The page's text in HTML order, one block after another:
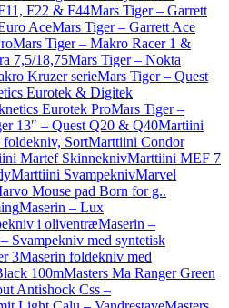
F22 & F44Mars Tiger – Garrett
AceMars Tiger – Garrett Ace
Mars Tiger – Makro Racer 1 &
7,5/18,75Mars Tiger – Nokta
Kruzer serieMars Tiger – Quest
Eurotek & Digitek
Eurotek ProMars Tiger –
13″ – Quest Q20 & Q40Martiini
SortMarttiini Condor
Martef SkinneknivMarttiini MEF 7
Marttiini SvampeknivMarvel
Mouse pad Born for g..
Maserin – Lux
i oliventræMaserin –
Svampekniv med syntetisk
3Maserin foldekniv med
100mMasters Ma Ranger Green
Antishock Css –